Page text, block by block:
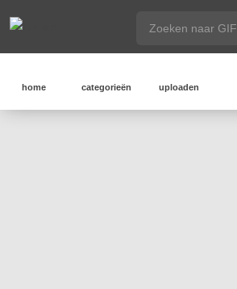
home categorieën uploaden